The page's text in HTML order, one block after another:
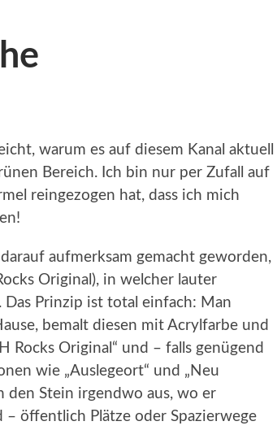
warum es auf diesem Kanal aktuell
Bereich. Ich bin nur per Zufall auf
reingezogen hat, dass ich mich
aufmerksam gemacht geworden,
Original), in welcher lauter
Das Prinzip ist total einfach: Man
bemalt diesen mit Acrylfarbe und
Rocks Original“ und – falls genügend
wie „Auslegeort“ und „Neu
den Stein irgendwo aus, wo er
öffentlich Plätze oder Spazierwege